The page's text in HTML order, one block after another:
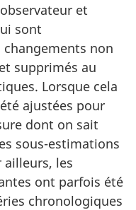
et
sont
non
supprimés au
Lorsque cela
ajustées pour
dont on sait
sous-estimations
ailleurs, les
ont parfois été
chronologiques